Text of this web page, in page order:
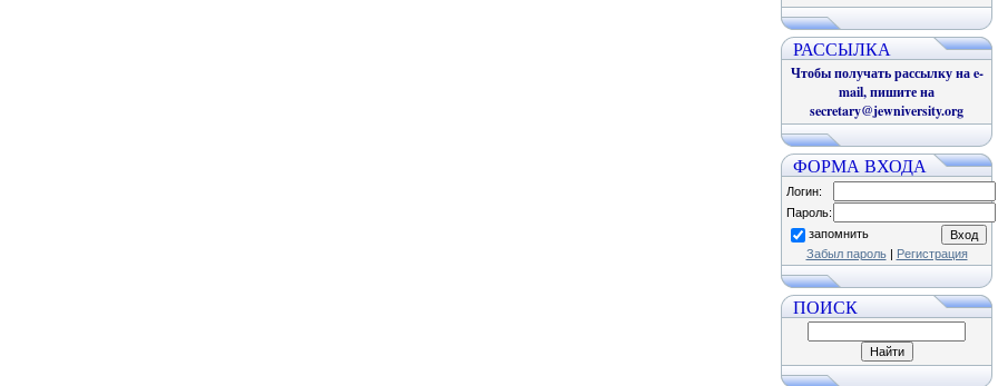
РАССЫЛКА
Чтобы получать рассылку на e-
mail, пишите на
secretary@jewniversity.org
ФОРМА ВХОДА
Логин:
Пароль:
запомнить
Забыл пароль| Регистрация
ПОИСК